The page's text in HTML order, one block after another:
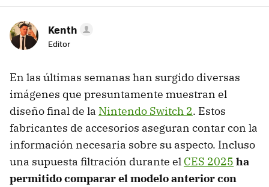
Kenth
Editor
En las últimas semanas han surgido diversas
imágenes que presuntamente muestran el
diseño final de la Nintendo Switch 2. Estos
fabricantes de accesorios aseguran contar con la
información necesaria sobre su aspecto. Incluso
una supuesta filtración durante el CES 2025 ha
permitido comparar el modelo anterior con